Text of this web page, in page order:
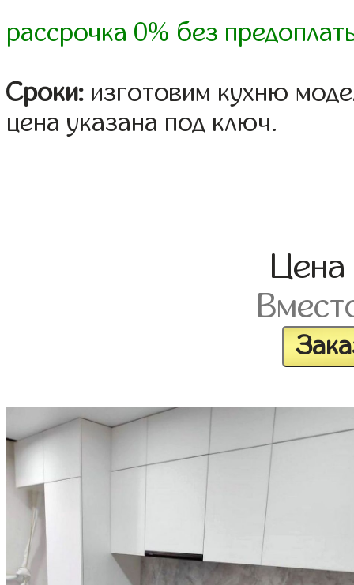
рассрочка 0% без
Сроки: изготовим кухню
цена указана под ключ.